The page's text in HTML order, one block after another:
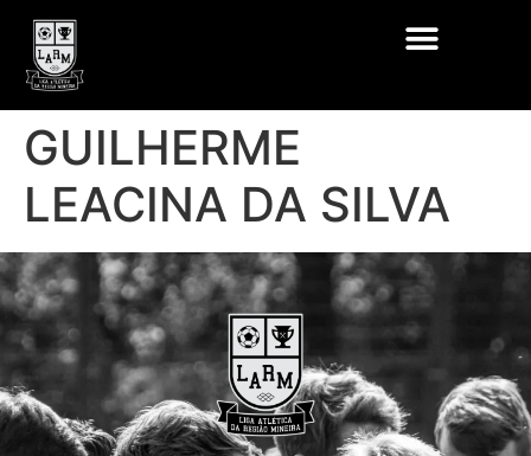
GUILHERME
LEACINA DA SILVA